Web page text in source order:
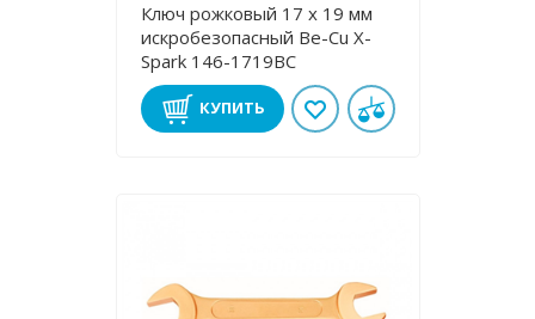
Ключ рожковый 17 х 19 мм
искробезопасный Be-Cu X-
Spark 146-1719BC
КУПИТЬ